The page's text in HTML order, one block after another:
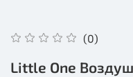
(0)
Little One